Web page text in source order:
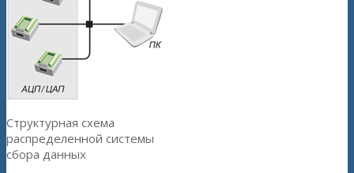
Cтруктурная схема
распределенной системы
сбора данных